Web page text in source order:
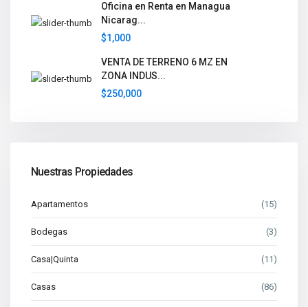
Oficina en Renta en Managua
Nicarag...
$1,000
VENTA DE TERRENO 6 MZ EN
ZONA INDUS...
$250,000
Nuestras Propiedades
Apartamentos (15)
Bodegas (3)
Casa|Quinta (11)
Casas (86)